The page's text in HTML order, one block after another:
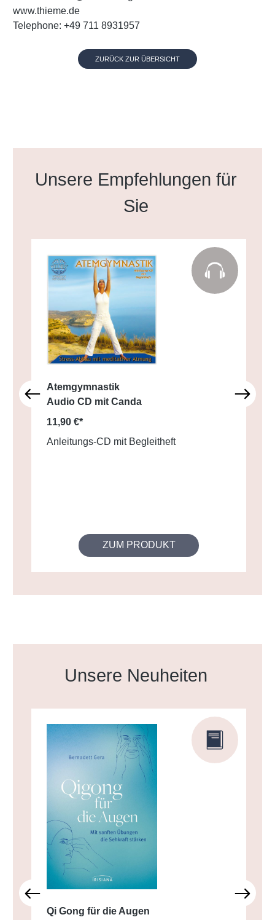
www.thieme.de
Telephone: +49 711 8931957
ZURÜCK ZUR ÜBERSICHT
Produktgalerie überspringen
Unsere Empfehlungen für
Sie
Atemgymnastik
Audio CD mit Canda
11,90 €*
Anleitungs-CD mit Begleitheft
ZUM PRODUKT
Produktgalerie überspringen
Unsere Neuheiten
Qi Gong für die Augen